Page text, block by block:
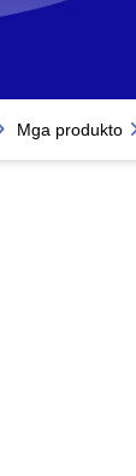
Mga produkto